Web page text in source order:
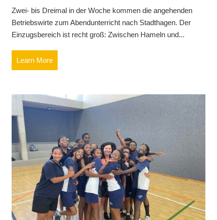
Zwei- bis Dreimal in der Woche kommen die angehenden
Betriebswirte zum Abendunterricht nach Stadthagen. Der
Einzugsbereich ist recht groß: Zwischen Hameln und...
Learn More